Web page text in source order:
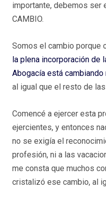
importante, debemos ser
CAMBIO.
Somos el cambio porque
la plena incorporación de
Abogacía está
al igual que el resto de
Comencé a ejercer esta
ejercientes, y entonces
no se exigía el
profesión, ni a las
me consta que muchos
cristalizó ese cambio, al